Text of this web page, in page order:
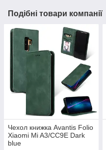
Подібні товари компанії
Чехол книжка Avantis Folio
Xiaomi Mi A3/CC9E Dark
blue